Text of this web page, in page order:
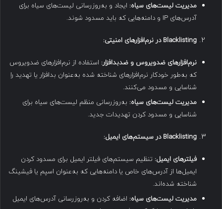
مدیریت لیست‌های سیاه: ایجاد و به‌روزرسانی لیست‌های سیاه برای
آدرس‌های IP و دامنه‌هایی که باید مسدود شوند.
Blacklisting در نرم‌افزارهای امنیتی:
نرم‌افزارهای ضدویروس و ضدبدافزار: استفاده از نرم‌افزارهای ضدویروس
که به‌طور خودکار نرم‌افزارهای شناخته شده به‌عنوان بدافزار یا تهدید را
شناسایی و مسدود می‌کنند.
مدیریت لیست‌های سیاه: به‌روزرسانی منظم لیست‌های سیاه برای
شناسایی و مسدود کردن تهدیدات جدید.
Blacklisting در سیستم‌های ایمیل:
فیلترهای ایمیل: تنظیم سیستم‌های فیلتر ایمیل برای مسدود کردن
ایمیل‌ها از آدرس‌های خاص یا دامنه‌هایی که به‌عنوان اسپم یا فیشینگ
شناخته شده‌اند.
مدیریت لیست‌های سیاه: اضافه کردن و به‌روزرسانی آدرس‌های ایمیل